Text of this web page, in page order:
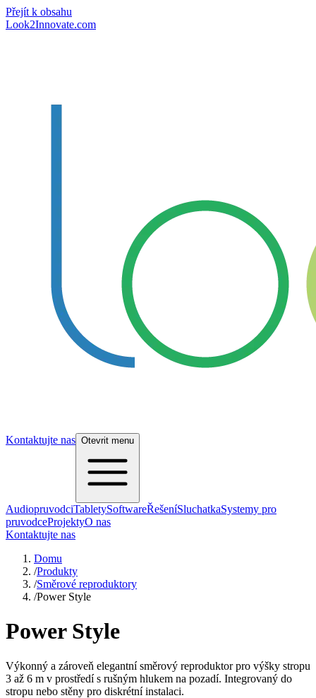
Přejít k obsahu
Look2Innovate.com
Kontaktujte nas Otevrit menu
AudiopruvodciTabletySoftwareŘešeníSluchatkaSystemy pro
pruvodceProjektyO nas
Kontaktujte nas
Domu
/Produkty
/Směrové reproduktory
/Power Style
Power Style
Výkonný a zároveň elegantní směrový reproduktor pro výšky stropu
3 až 6 m v prostředí s rušným hlukem na pozadí. Integrovaný do
stropu nebo stěny pro diskrétní instalaci.